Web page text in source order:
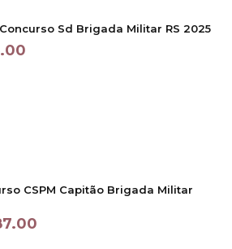
Concurso Sd Brigada Militar RS 2025
CSPM Capitão Brigada Militar